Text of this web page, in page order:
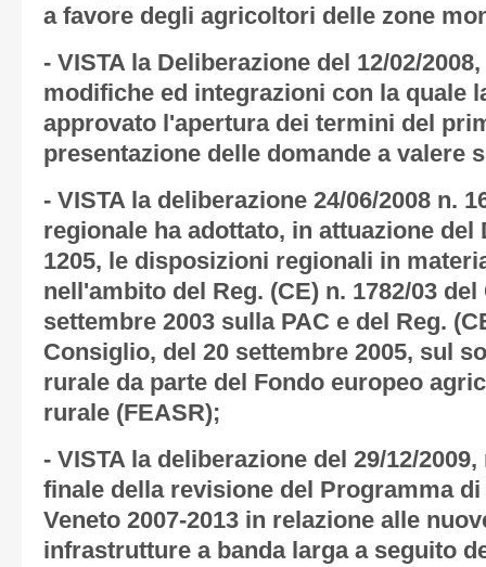
a favore degli agricoltori delle zone
- VISTA la Deliberazione del 12/02/
modifiche ed integrazioni con la quale
approvato l'apertura dei termini del
presentazione delle domande a valere
- VISTA la deliberazione 24/06/2008 n.
regionale ha adottato, in attuazione del
1205, le disposizioni regionali in
nell'ambito del Reg. (CE) n. 1782/03
settembre 2003 sulla PAC e del Reg.
Consiglio, del 20 settembre 2005, sul
rurale da parte del Fondo europeo
rurale (FEASR);
- VISTA la deliberazione del 29/12/
finale della revisione del Programma
Veneto 2007-2013 in relazione alle
infrastrutture a banda larga a seguito